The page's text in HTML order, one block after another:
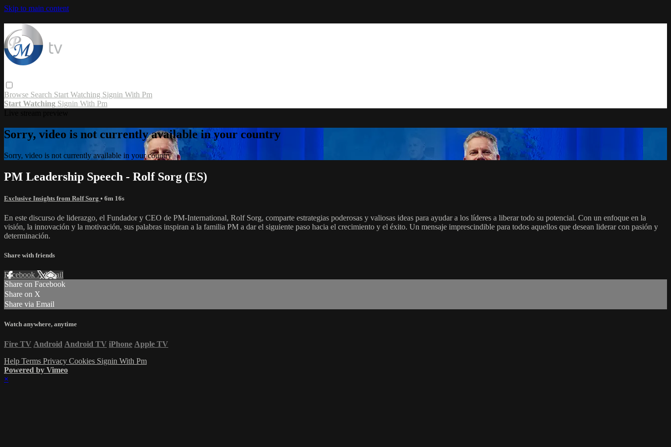
Skip to main content
Browse Search Start Watching Signin With Pm
Start Watching Signin With Pm
Sorry, video is not currently available in your country
Sorry, video is not currently available in your country
PM Leadership Speech - Rolf Sorg (ES)
Exclusive Insights from Rolf Sorg • 6m 16s
En este discurso de liderazgo, el Fundador y CEO de PM-International, Rolf Sorg, comparte estrategias poderosas y valiosas ideas para ayudar a los líderes a liberar todo su potencial. Con un enfoque en la
visión, la innovación y la motivación, sus palabras inspiran a la familia PM a dar el siguiente paso hacia el crecimiento y el éxito. Un mensaje imprescindible para todos aquellos que desean liderar con pasión y
determinación.
Share with friends
Facebook XEmail
Share on Facebook
Share on X
Share via Email
Watch anywhere, anytime
Fire TV Android Android TV iPhone Apple TV
Help Terms Privacy Cookies Signin With Pm
Powered by Vimeo
×